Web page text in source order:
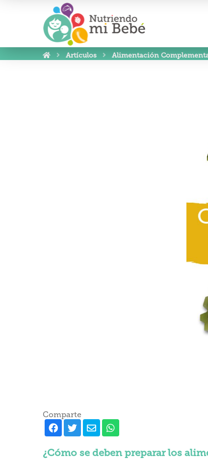
Artículos Alimentación
Comparte
¿Cómo se deben preparar los